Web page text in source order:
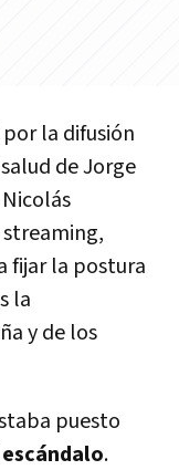
por la difusión
de Jorge
fijar la postura
la
y de los
puesto
.